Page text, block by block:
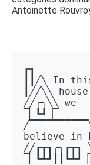
Antoinette
┏┓
┃┃╱╲ In
┃╱╱╲╲ house
╱╱╭╮╲╲ we
▔▏┗┛▕▔
believe in
╱╱┏┳┓╭╮┏┳┓
▔▏┗┻┛┃┃┗┻┛▕▔